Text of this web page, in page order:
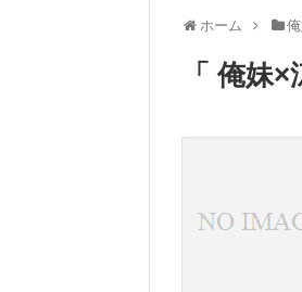
ホーム
「 俺妹